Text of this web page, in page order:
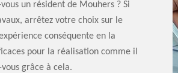
un résident de Mouhers ? Si
arrêtez votre choix sur le
conséquente en la
pour la réalisation comme il
grâce à cela.